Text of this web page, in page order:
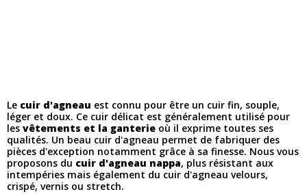
Le cuir d'agneau est connu pour être un cuir fin, souple,
léger et doux. Ce cuir délicat est généralement utilisé pour
les vêtements et la ganterie où il exprime toutes ses
qualités. Un beau cuir d'agneau permet de fabriquer des
pièces d'exception notamment grâce à sa finesse. Nous vous
proposons du cuir d'agneau nappa, plus résistant aux
intempéries mais également du cuir d'agneau velours,
crispé, vernis ou stretch.